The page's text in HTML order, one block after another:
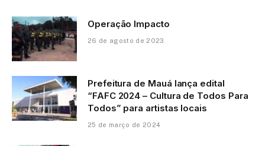
Operação Impacto
26 de agosto de 2023
Prefeitura de Mauá lança edital
“FAFC 2024 – Cultura de Todos Para
Todos” para artistas locais
25 de março de 2024